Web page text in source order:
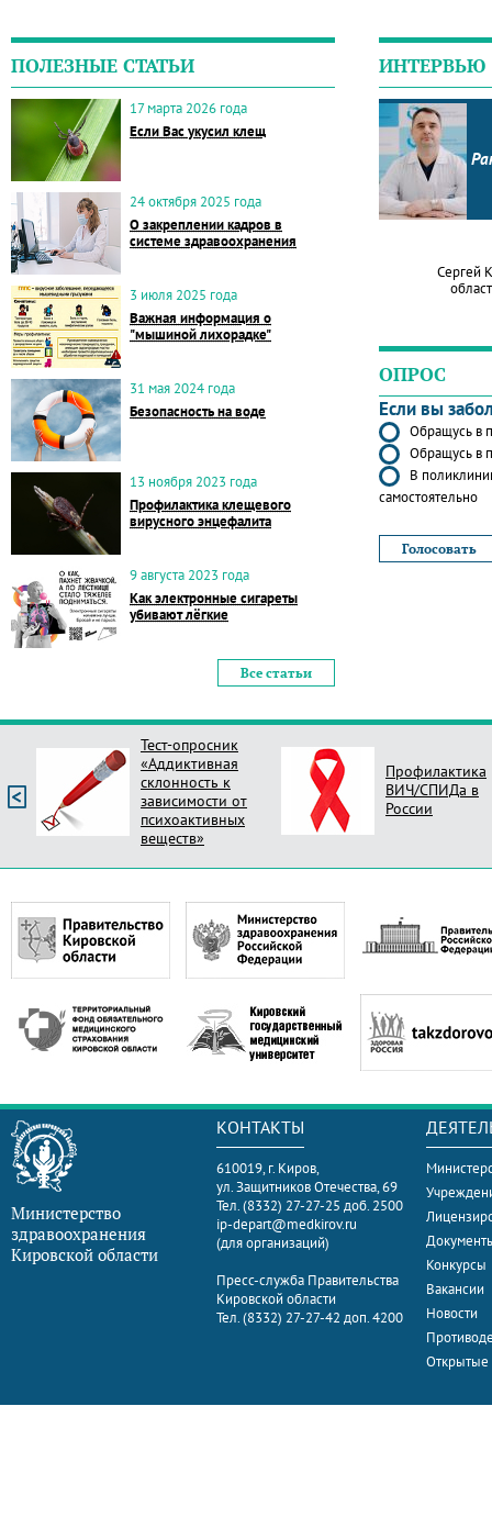
ПОЛЕЗНЫЕ СТАТЬИ
17 марта 2026 года
Если Вас укусил клещ
24 октября 2025 года
О закреплении кадров в
системе здравоохранения
3 июля 2025 года
Важная информация о
"мышиной лихорадке"
31 мая 2024 года
Безопасность на воде
13 ноября 2023 года
Профилактика клещевого
вирусного энцефалита
9 августа 2023 года
Как электронные сигареты
убивают лёгкие
Все статьи
ИНТЕРВЬЮ
Сергей
ОПРОС
Если вы
Обращусь в
Обращусь в
В
самостоятельно
Тест-опросник
«Аддиктивная
склонность к
зависимости от
психоактивных
веществ»
Профилактика
ВИЧ/СПИДа в
России
Министерство
здравоохранения
Кировской области
КОНТАКТЫ
610019, г. Киров,
ул. Защитников Отечества, 69
Тел. (8332) 27-27-25 доб. 2500
ip-depart@medkirov.ru
(для организаций)
Пресс-служба Правительства
Кировской области
Тел. (8332) 27-27-42 доп. 4200
Конкурсы
Вакансии
Новости